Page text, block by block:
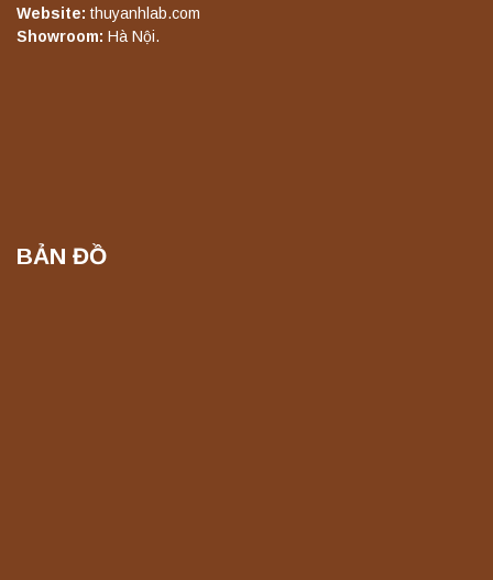
Website: thuyanhlab.com
Showroom: Hà Nội.
BẢN ĐỒ